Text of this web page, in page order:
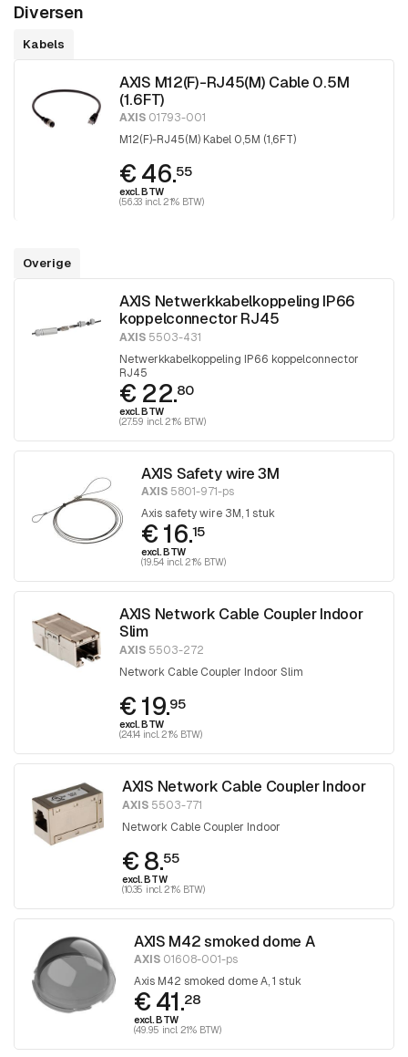
Diversen
Kabels
AXIS M12(F)-RJ45(M) Cable 0.5M
(1.6FT)
AXIS 01793-001
M12(F)-RJ45(M) Kabel 0,5M (1,6FT)
€ 46.55
excl. BTW
(56.33 incl. 21% BTW)
Overige
AXIS Netwerkkabelkoppeling IP66
koppelconnector RJ45
AXIS 5503-431
Netwerkkabelkoppeling IP66 koppelconnector
RJ45
€ 22.80
excl. BTW
(27.59 incl. 21% BTW)
AXIS Safety wire 3M
AXIS 5801-971-ps
Axis safety wire 3M, 1 stuk
€ 16.15
excl. BTW
(19.54 incl. 21% BTW)
AXIS Network Cable Coupler Indoor
Slim
AXIS 5503-272
Network Cable Coupler Indoor Slim
€ 19.95
excl. BTW
(24.14 incl. 21% BTW)
AXIS Network Cable Coupler Indoor
AXIS 5503-771
Network Cable Coupler Indoor
€ 8.55
excl. BTW
(10.35 incl. 21% BTW)
AXIS M42 smoked dome A
AXIS01608-001-ps
Axis M42 smoked dome A, 1 stuk
€ 41.28
excl. BTW
(49.95 incl. 21% BTW)